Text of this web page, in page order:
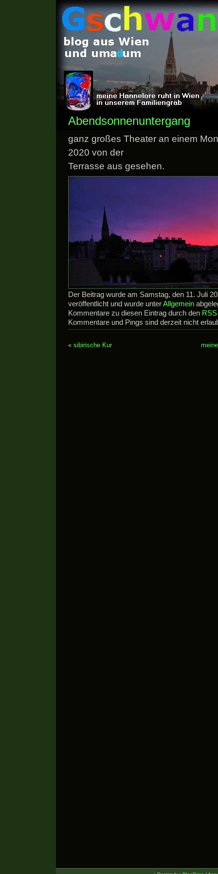
Abendsonnenuntergang
ganz großes Theater an einem
2020 von der
Terrasse aus gesehen.
Der Beitrag wurde am Samstag, den 11. Juli
veröffentlicht und wurde unterAllgemein
Kommentare zu diesen Eintrag durch den
Kommentare und Pings sind derzeit nicht
« sibirische Kur